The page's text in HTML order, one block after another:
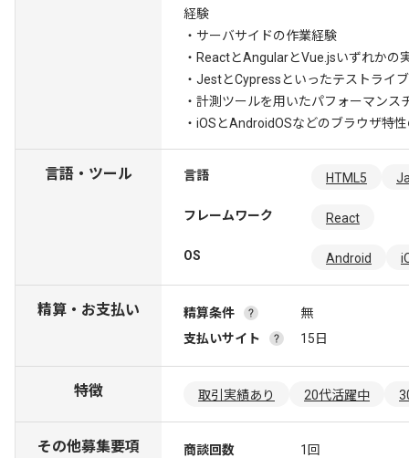
経験
・サーバサイドの作業経験
・ReactとAngularとVue.jsいずれかの
・JestとCypressといったテストライ
・計測ツールを用いたパフォーマンス
・iOSとAndroidOSなどのブラウザ特
言語・ツール 言語 HTML5
フレームワーク React
OS Android
精算・お支払い 精算条件
無
支払いサイト
15日
特徴 取引実績あり 20代活躍中
その他募集要項 商談回数
1回